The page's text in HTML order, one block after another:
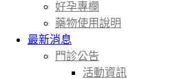
好孕專欄
藥物使用說明
最新消息
門診公告
活動資訊